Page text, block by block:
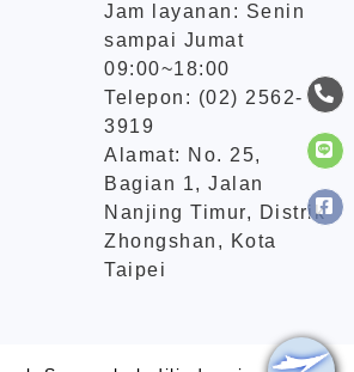
Jam layanan: Senin
sampai Jumat
09:00~18:00
Telepon: (02) 2562-
3919
Alamat: No. 25,
Bagian 1, Jalan
Nanjing Timur, Distrik
Zhongshan, Kota
Taipei